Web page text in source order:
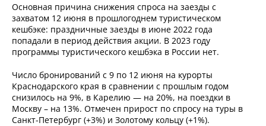
Основная причина снижения спроса на заезды с
захватом 12 июня в прошлогоднем туристическом
кешбэке: праздничные заезды в июне 2022 года
попадали в период действия акции. В 2023 году
программы туристического кешбэка в России нет.
Число бронирований с 9 по 12 июня на курорты
Краснодарского края в сравнении с прошлым годом
снизилось на 9%, в Карелию — на 20%, на поездки в
Москву – на 13%. Отмечен прирост по спросу на туры в
Санкт-Петербург (+3%) и Золотому кольцу (+1%).